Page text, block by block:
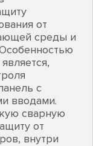
от
среды и
с
вводами.
сварную
от
внутри